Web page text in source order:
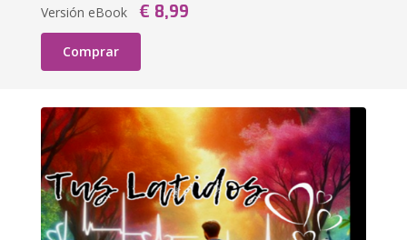
Versión eBook € 8,99
Comprar